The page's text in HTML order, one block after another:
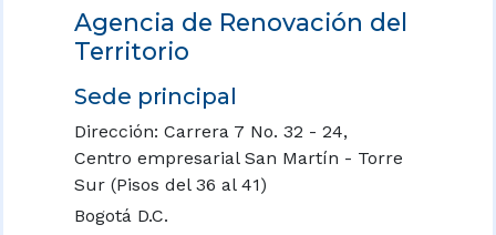
Agencia de Renovación del
Territorio
Sede principal
Dirección: Carrera 7 No. 32 - 24,
Centro empresarial San Martín - Torre
Sur (Pisos del 36 al 41)
Bogotá D.C.